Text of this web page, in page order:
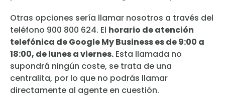
Otras opciones sería llamar nosotros a través del
teléfono 900 800 624. El horario de atención
telefónica de Google My Business es de 9:00 a
18:00, de lunes a viernes. Esta llamada no
supondrá ningún coste, se trata de una
centralita, por lo que no podrás llamar
directamente al agente en cuestión.